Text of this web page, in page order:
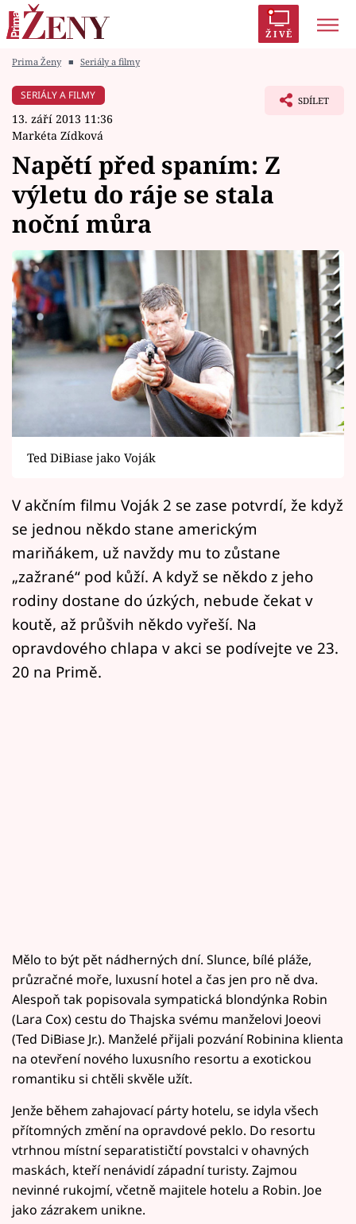
ŽIVĚ
Módní alarm
Témata
Celebrity
Vztahy
Seriály
Horoskopy
Sledujte prima+
Filmový festival Karlovy Vary
Mámy sobě
Přihlášení
Sledujte nás
Prima Ženy ■ Seriály a filmy
SERIÁLY A FILMY
13. září 2013 11:36
Markéta Zídková
SDÍLET
Napětí před spaním: Z
výletu do ráje se stala
noční můra
Ted DiBiase jako Voják
V akčním filmu Voják 2 se zase potvrdí, že když
se jednou někdo stane americkým
mariňákem, už navždy mu to zůstane
„zažrané“ pod kůží. A když se někdo z jeho
rodiny dostane do úzkých, nebude čekat v
koutě, až průšvih někdo vyřeší. Na
opravdového chlapa v akci se podívejte ve 23.
20 na Primě.
Mělo to být pět nádherných dní. Slunce, bílé pláže,
průzračné moře, luxusní hotel a čas jen pro ně dva.
Alespoň tak popisovala sympatická blondýnka Robin
(Lara Cox) cestu do Thajska svému manželovi Joeovi
(Ted DiBiase Jr.). Manželé přijali pozvání Robinina klienta
na otevření nového luxusního resortu a exotickou
romantiku si chtěli skvěle užít.
Jenže během zahajovací párty hotelu, se idyla všech
přítomných změní na opravdové peklo. Do resortu
vtrhnou místní separatističtí povstalci v ohavných
maskách, kteří nenávidí západní turisty. Zajmou
nevinné rukojmí, včetně majitele hotelu a Robin. Joe
jako zázrakem unikne.